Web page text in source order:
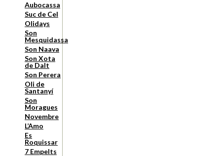
Aubocassa
Suc de Cel
Olidays
Son
Mesquidassa
Son Naava
Son Xota
de Dalt
Son Perera
Oli de
Santanyí
Son
Moragues
Novembre
L’Amo
Es
Roquissar
7 Empelts